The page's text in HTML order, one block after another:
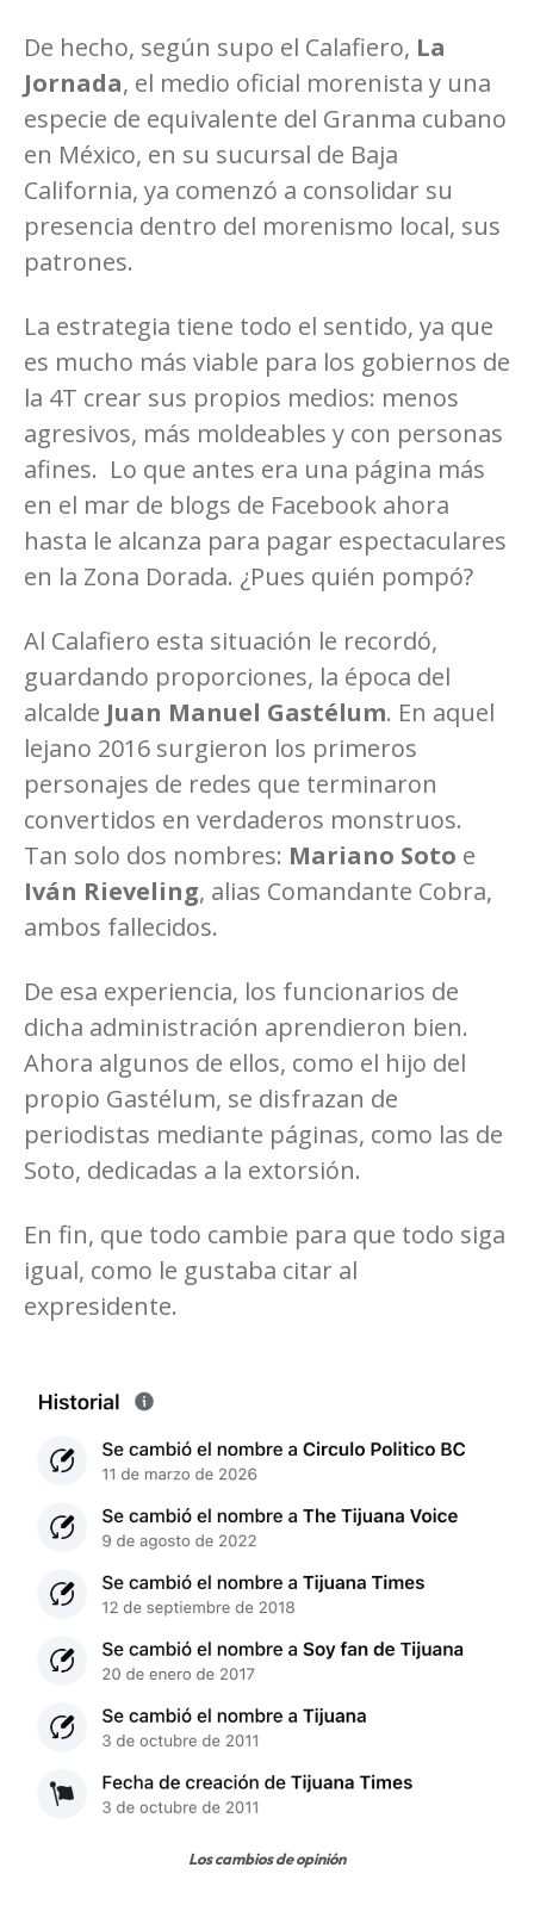
De hecho, según supo el Calafiero, La
Jornada, el medio oficial morenista y una
especie de equivalente del Granma cubano
en México, en su sucursal de Baja
California, ya comenzó a consolidar su
presencia dentro del morenismo local, sus
patrones.
La estrategia tiene todo el sentido, ya que
es mucho más viable para los gobiernos de
la 4T crear sus propios medios: menos
agresivos, más moldeables y con personas
afines. Lo que antes era una página más
en el mar de blogs de Facebook ahora
hasta le alcanza para pagar espectaculares
en la Zona Dorada. ¿Pues quién pompó?
Al Calafiero esta situación le recordó,
guardando proporciones, la época del
alcalde Juan Manuel Gastélum. En aquel
lejano 2016 surgieron los primeros
personajes de redes que terminaron
convertidos en verdaderos monstruos.
Tan solo dos nombres: Mariano Soto e
Iván Rieveling, alias Comandante Cobra,
ambos fallecidos.
De esa experiencia, los funcionarios de
dicha administración aprendieron bien.
Ahora algunos de ellos, como el hijo del
propio Gastélum, se disfrazan de
periodistas mediante páginas, como las de
Soto, dedicadas a la extorsión.
En fin, que todo cambie para que todo siga
igual, como le gustaba citar al
expresidente.
Los cambios de opinión